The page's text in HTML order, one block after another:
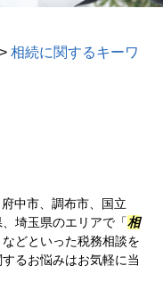
> 相続に関するキーワ
中市、調布市、国立
埼玉県のエリアで「相
どといった税務相談を
るお悩みはお気軽に当